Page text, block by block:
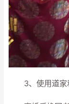
3、使用道家